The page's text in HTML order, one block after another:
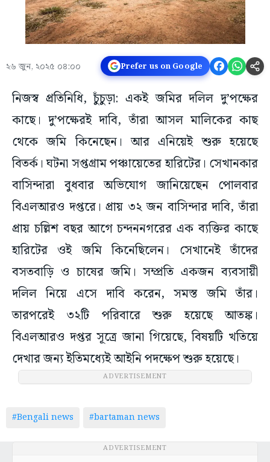
২৬ জুন, ২০২৫ ০৪:০০ Prefer us on Google
নিজস্ব প্রতিনিধি, চুঁচুড়া: একই জমির দলিল দু’পক্ষের
কাছে। দু’পক্ষেরই দাবি, তাঁরা আসল মালিকের কাছ
থেকে জমি কিনেছেন। আর এনিয়েই শুরু হয়েছে
বিতর্ক। ঘটনা সপ্তগ্রাম পঞ্চায়েতের হারিটের। সেখানকার
বাসিন্দারা বুধবার অভিযোগ জানিয়েছেন পোলবার
বিএলআরও দপ্তরে। প্রায় ৩২ জন বাসিন্দার দাবি, তাঁরা
প্রায় চল্লিশ বছর আগে চন্দননগরের এক ব্যক্তির কাছে
হারিটের ওই জমি কিনেছিলেন। সেখানেই তাঁদের
বসতবাড়ি ও চাষের জমি। সম্প্রতি একজন ব্যবসায়ী
দলিল নিয়ে এসে দাবি করেন, সমস্ত জমি তাঁর।
তারপরেই ৩২টি পরিবারে শুরু হয়েছে আতঙ্ক।
বিএলআরও দপ্তর সূত্রে জানা গিয়েছে, বিষয়টি খতিয়ে
দেখার জন্য ইতিমধ্যেই আইনি পদক্ষেপ শুরু হয়েছে।
ADVERTISEMENT
#Bengali news #bartaman news
ADVERTISEMENT